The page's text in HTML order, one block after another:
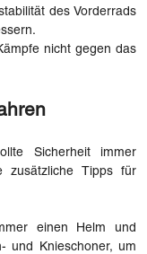
des Vorderrads
nicht gegen das
Sicherheit immer
zusätzliche Tipps für
einen Helm und
und Knieschoner, um